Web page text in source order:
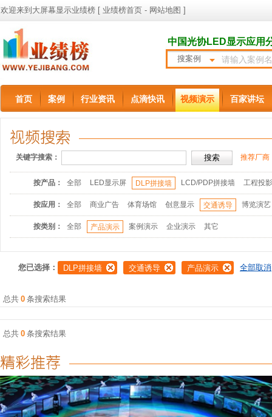
欢迎来到大屏幕显示业绩榜 [ 业绩榜首页 - 网站地图 ]
中国光协LED显示应用
搜案例
首页 案例 行业资讯 点滴快讯 视频演示 百家讲坛
关键字搜索： 推荐厂商
按产品： 全部 LED显示屏 DLP拼接墙 LCD/PDP拼接墙 工程投
按应用： 全部 商业广告 体育场馆 创意显示 交通诱导 博览演艺
按类别： 全部 产品演示 案例演示 企业演示 其它
您已选择： DLP拼接墙 交通诱导 产品演示 全部取消
总共 0 条搜索结果
总共 0 条搜索结果